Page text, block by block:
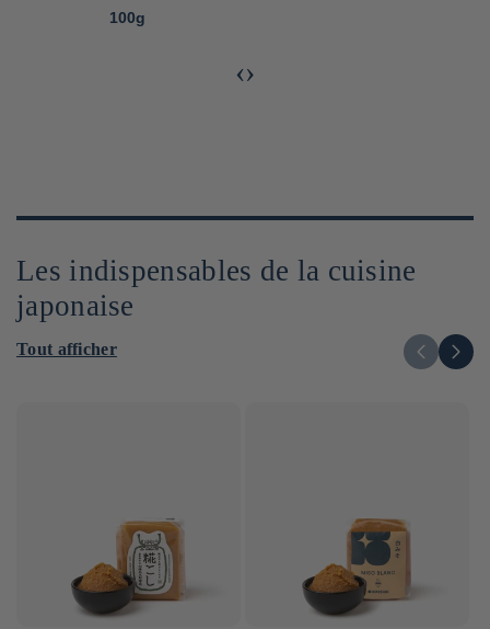
100g
‹›
Les indispensables de la cuisine
japonaise
Tout afficher